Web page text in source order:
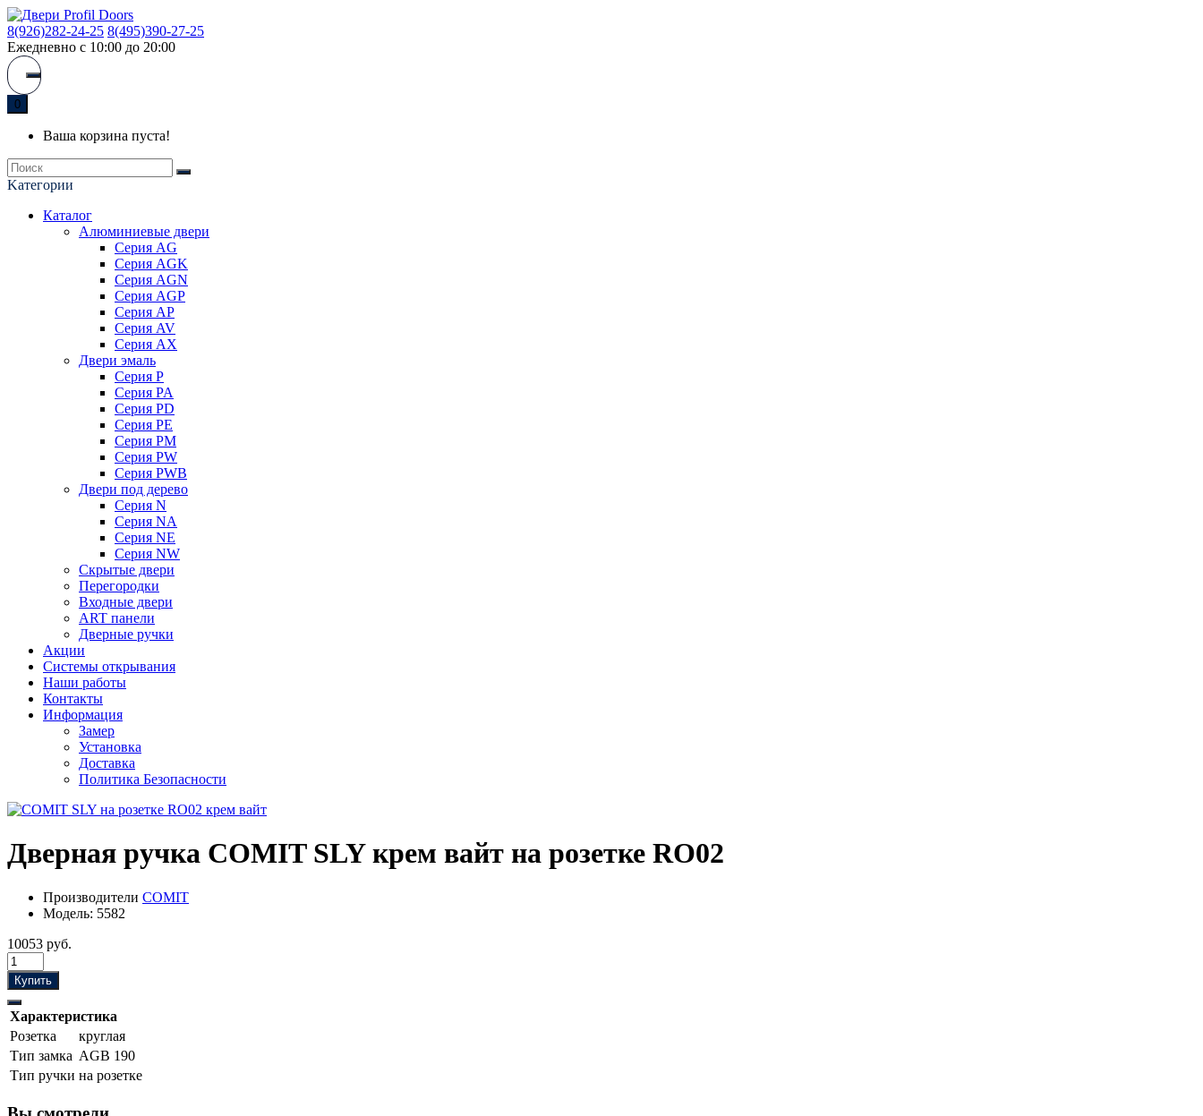
8(926)282-24-25 8(495)390-27-25
Ежедневно с 10:00 до 20:00
0
Ваша корзина пуста!
Kатегории
Каталог
Алюминиевые двери
Серия AG
Серия AGK
Серия AGN
Серия AGP
Серия AP
Серия AV
Серия AX
Двери эмаль
Серия P
Серия PA
Серия PD
Серия PE
Серия PM
Серия PW
Серия PWB
Двери под дерево
Серия N
Серия NA
Серия NE
Серия NW
Скрытые двери
Перегородки
Входные двери
ART панели
Дверные ручки
Акции
Системы открывания
Наши работы
Контакты
Информация
Замер
Установка
Доставка
Политика Безопасности
Дверная ручка COMIT SLY крем вайт на розетке RO02
Производители COMIT
Модель: 5582
10053 руб.
Купить
Характеристика
Розетка
круглая
Тип замка AGB 190
Тип ручки на розетке